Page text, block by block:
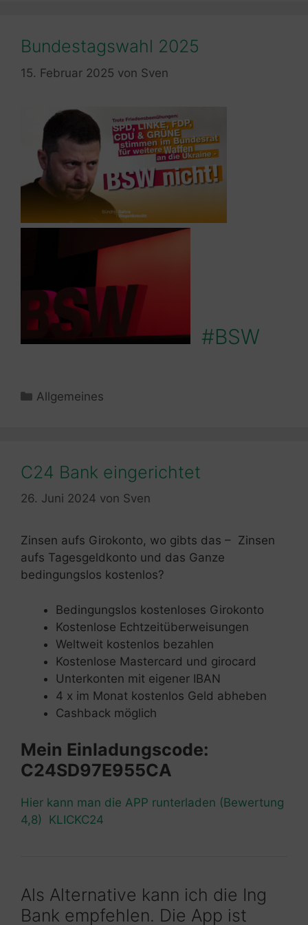
Bundestagswahl 2025
15. Februar 2025 von Sven
#BSW
Kategorien
Allgemeines
C24 Bank eingerichtet
26. Juni 2024 von Sven
Zinsen aufs Girokonto, wo gibts das – Zinsen
aufs Tagesgeldkonto und das Ganze
bedingungslos kostenlos?
Bedingungslos kostenloses Girokonto
Kostenlose Echtzeitüberweisungen
Weltweit kostenlos bezahlen
Kostenlose Mastercard und girocard
Unterkonten mit eigener IBAN
4 x im Monat kostenlos Geld abheben
Cashback möglich
Mein Einladungscode:
C24SD97E955CA
Hier kann man die APP runterladen (Bewertung
4,8) KLICKC24
Als Alternative kann ich die Ing
Bank empfehlen. Die App ist